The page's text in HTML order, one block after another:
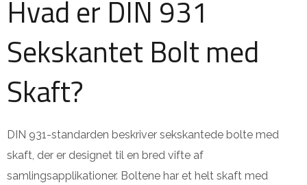
Hvad er DIN 931
Sekskantet Bolt med
Skaft?
DIN 931-standarden beskriver sekskantede bolte med
skaft, der er designet til en bred vifte af
samlingsapplikationer. Boltene har et helt skaft med